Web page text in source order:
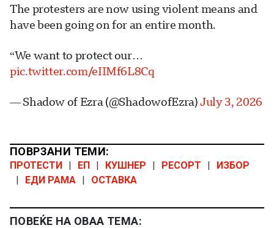
The protesters are now using violent means and
have been going on for an entire month.
“We want to protect our…
pic.twitter.com/eIIMf6L8Cq
— Shadow of Ezra (@ShadowofEzra)July 3, 2026
ПОВРЗАНИ ТЕМИ:
ПРОТЕСТИ | ЕП | КУШНЕР | РЕСОРТ |
ИЗБОР
|
ЕДИ РАМА | ОСТАВКА
ПОВЕЌЕ НА ОВАА ТЕМА: